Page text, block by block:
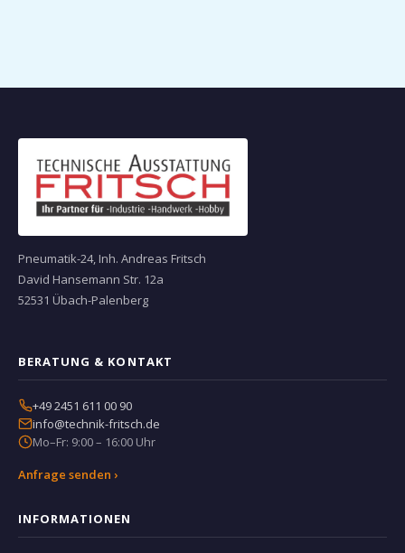
Pneumatik-24, Inh. Andreas Fritsch
David Hansemann Str. 12a
52531 Übach-Palenberg
BERATUNG & KONTAKT
+49 2451 611 00 90
info@technik-fritsch.de
Mo–Fr: 9:00 – 16:00 Uhr
Anfrage senden ›
INFORMATIONEN